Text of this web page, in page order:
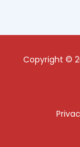
Copyright ©